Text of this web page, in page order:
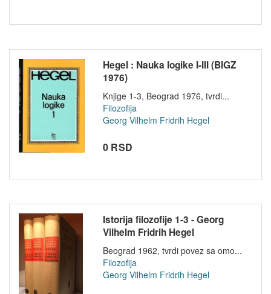
Hegel : Nauka logike I-III (BIGZ
1976)
Knjige 1-3, Beograd 1976, tvrdi...
Filozofija
Georg Vilhelm Fridrih Hegel
0 RSD
Istorija filozofije 1-3 - Georg
Vilhelm Fridrih Hegel
Beograd 1962, tvrdi povez sa omo...
Filozofija
Georg Vilhelm Fridrih Hegel